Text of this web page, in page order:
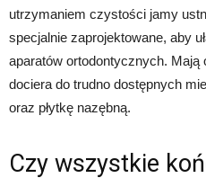
utrzymaniem czystości jamy
specjalnie zaprojektowane, aby
aparatów ortodontycznych. Mają
dociera do trudno dostępnych
oraz płytkę nazębną.
Czy wszystkie